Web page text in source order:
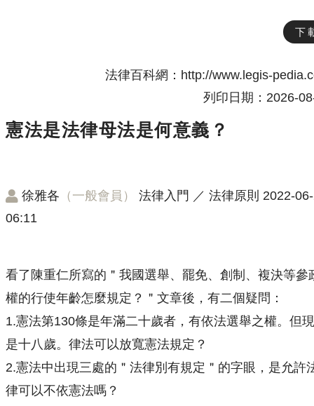
下
法律百科網：http://www.legis-
列印日期：2026-
憲法是法律母法是何意義？
徐雅各 （一般會員） 法律入門 ／ 法律原則 2022-
06:11
看了陳重仁所寫的＂我國選舉、罷免、創制、複決等參
權的行使年齡怎麼規定？＂文章後，有二個疑問：
1.憲法第130條是年滿二十歲者，有依法選舉之權。但
是十八歲。律法可以放寬憲法規定？
2.憲法中出現三處的＂法律別有規定＂的字眼，是允許
律可以不依憲法嗎？